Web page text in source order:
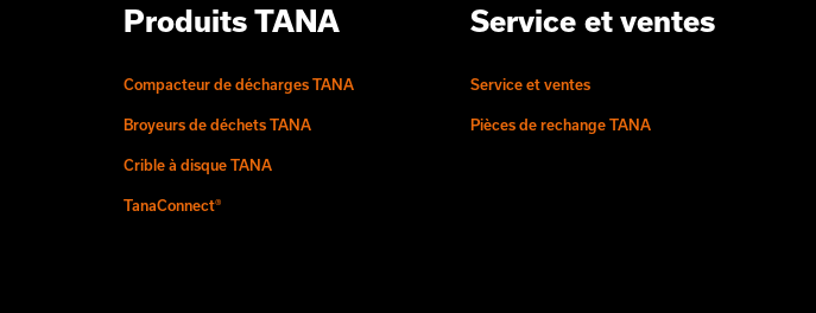
Produits TANA
Compacteur de décharges TANA
Broyeurs de déchets TANA
Crible à disque TANA
TanaConnect®
Service et ventes
Service et ventes
Pièces de rechange TANA